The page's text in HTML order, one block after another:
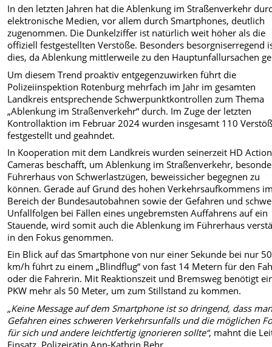
In den letzten Jahren hat die Ablenkung im Straßenverkehr
elektronische Medien, vor allem durch Smartphones, deutlich
zugenommen. Die Dunkelziffer ist natürlich weit höher als die
offiziell festgestellten Verstöße. Besonders besorgniserregend
dies, da Ablenkung mittlerweile zu den Hauptunfallursachen
Um diesem Trend proaktiv entgegenzuwirken führt die
Polizeiinspektion Rotenburg mehrfach im Jahr im gesamten
Landkreis entsprechende Schwerpunktkontrollen zum Thema
„Ablenkung im Straßenverkehr“ durch. Im Zuge der letzten
Kontrollaktion im Februar 2024 wurden insgesamt 110
festgestellt und geahndet.
In Kooperation mit dem Landkreis wurden seinerzeit HD Action
Cameras beschafft, um Ablenkung im Straßenverkehr,
Führerhaus von Schwerlastzügen, beweissicher begegnen zu
können. Gerade auf Grund des hohen Verkehrsaufkommens
Bereich der Bundesautobahnen sowie der Gefahren und
Unfallfolgen bei Fällen eines ungebremsten Auffahrens auf ein
Stauende, wird somit auch die Ablenkung im Führerhaus
in den Fokus genommen.
Ein Blick auf das Smartphone von nur einer Sekunde bei nur 50
km/h führt zu einem „Blindflug“ von fast 14 Metern für den
oder die Fahrerin. Mit Reaktionszeit und Bremsweg benötigt
PKW mehr als 50 Meter, um zum Stillstand zu kommen.
„Keine Message auf dem Smartphone ist so dringend, dass
Gefahren eines schweren Verkehrsunfalls und die möglichen
für sich und andere leichtfertig ignorieren sollte“, mahnt die
Einsatz, Polizeirätin Ann-Kathrin Behr.